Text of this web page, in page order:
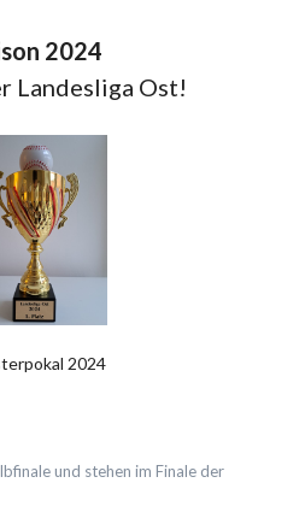
2024
Landesliga Ost!
2024
und stehen im Finale der